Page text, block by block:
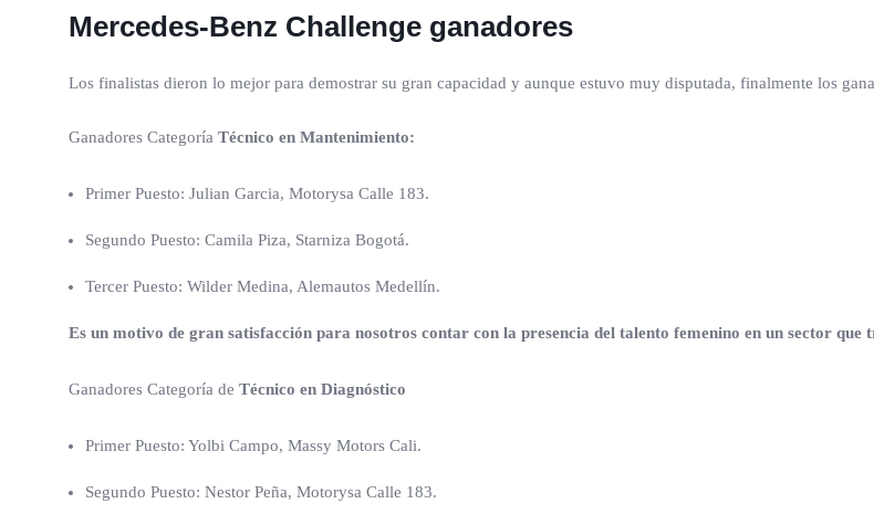
Mercedes-Benz Challenge ganadores
Los finalistas dieron lo mejor para demostrar su gran capacidad y aunque estuvo muy disputada, finalmente los
Ganadores Categoría Técnico en Mantenimiento:
Primer Puesto: Julian Garcia, Motorysa Calle 183.
Segundo Puesto: Camila Piza, Starniza Bogotá.
Tercer Puesto: Wilder Medina, Alemautos Medellín.
Es un motivo de gran satisfacción para nosotros contar con la presencia del talento femenino en un sector
Ganadores Categoría de Técnico en Diagnóstico
Primer Puesto: Yolbi Campo, Massy Motors Cali.
Segundo Puesto: Nestor Peña, Motorysa Calle 183.